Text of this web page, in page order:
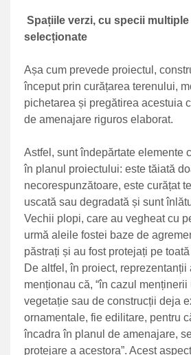
Spațiile verzi, cu specii
selecționate
Așa cum prevede proiectul,
început prin curățarea terenului,
pichetarea și pregătirea acestuia
de amenajare riguros elaborat.
Astfel, sunt îndepărtate elemente
în planul proiectului: este tăiată
necorespunzătoare, este curățat
uscată sau degradată și sunt
Vechii plopi, care au vegheat cu
urmă aleile fostei baze de
păstrați și au fost protejați pe
De altfel, în proiect, reprezentanții
menționau că, “în cazul
vegetație sau de construcții deja
ornamentale, fie edilitare, pentru
încadra în planul de amenajare,
protejare a acestora”. Acest